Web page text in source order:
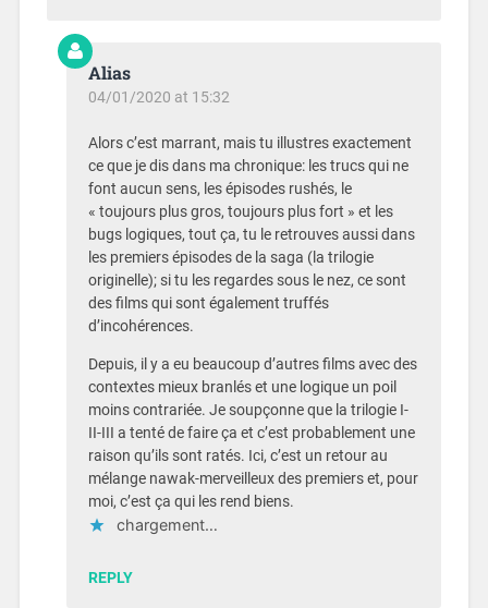
Alias
04/01/2020 at 15:32
Alors c’est marrant, mais tu illustres exactement
ce que je dis dans ma chronique: les trucs qui ne
font aucun sens, les épisodes rushés, le
« toujours plus gros, toujours plus fort » et les
bugs logiques, tout ça, tu le retrouves aussi dans
les premiers épisodes de la saga (la trilogie
originelle); si tu les regardes sous le nez, ce sont
des films qui sont également truffés
d’incohérences.
Depuis, il y a eu beaucoup d’autres films avec des
contextes mieux branlés et une logique un poil
moins contrariée. Je soupçonne que la trilogie I-
II-III a tenté de faire ça et c’est probablement une
raison qu’ils sont ratés. Ici, c’est un retour au
mélange nawak-merveilleux des premiers et, pour
moi, c’est ça qui les rend biens.
chargement…
REPLY